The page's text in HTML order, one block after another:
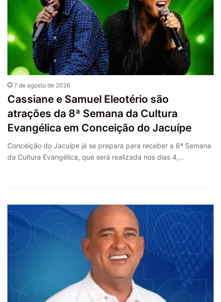
7 de agosto de 2026
Cassiane e Samuel Eleotério são
atrações da 8ª Semana da Cultura
Evangélica em Conceição do Jacuípe
Conceição do Jacuípe já se prepara para receber a 8ª Semana
da Cultura Evangélica, que será realizada nos dias 4,…